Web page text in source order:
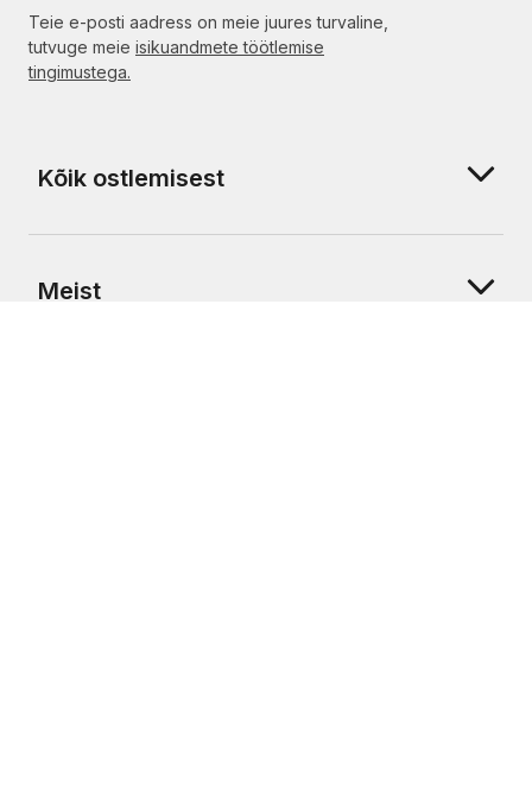
Teie e-posti aadress on meie juures turvaline,
tutvuge meie isikuandmete töötlemise
tingimustega.
Kõik ostlemisest
Meist